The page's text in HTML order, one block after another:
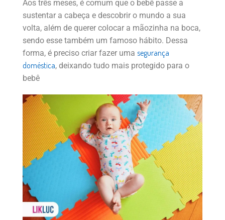
Aos três meses, é comum que o bebê passe a
sustentar a cabeça e descobrir o mundo a sua
volta, além de querer colocar a mãozinha na boca,
sendo esse também um famoso hábito. Dessa
forma, é preciso criar fazer uma segurança
doméstica, deixando tudo mais protegido para o
bebê